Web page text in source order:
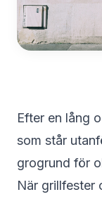
Efter en lång
som står
grogrund för
När grillfester